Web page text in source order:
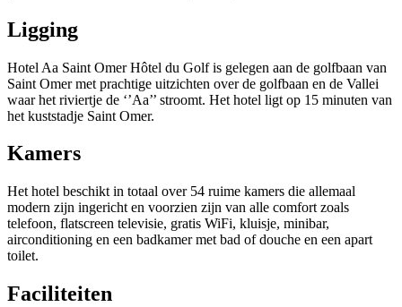
Ligging
Hotel Aa Saint Omer Hôtel du Golf is gelegen aan de golfbaan van
Saint Omer met prachtige uitzichten over de golfbaan en de Vallei
waar het riviertje de ‘’Aa’’ stroomt. Het hotel ligt op 15 minuten van
het kuststadje Saint Omer.
Kamers
Het hotel beschikt in totaal over 54 ruime kamers die allemaal
modern zijn ingericht en voorzien zijn van alle comfort zoals
telefoon, flatscreen televisie, gratis WiFi, kluisje, minibar,
airconditioning en een badkamer met bad of douche en een apart
toilet.
Faciliteiten